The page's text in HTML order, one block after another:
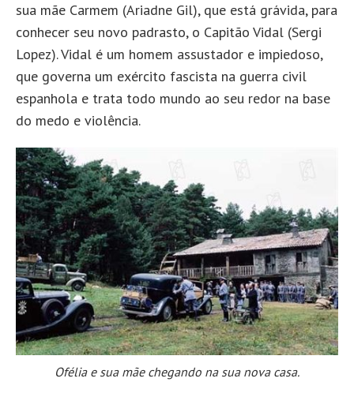
sua mãe Carmem (Ariadne Gil), que está grávida, para
conhecer seu novo padrasto, o Capitão Vidal (Sergi
Lopez). Vidal é um homem assustador e impiedoso,
que governa um exército fascista na guerra civil
espanhola e trata todo mundo ao seu redor na base
do medo e violência.
Ofélia e sua mãe chegando na sua nova casa.